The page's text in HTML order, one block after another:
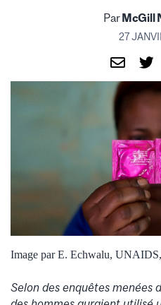
ParMcGill
27
Image par E. Echwalu,
Selon des enquêtes menées